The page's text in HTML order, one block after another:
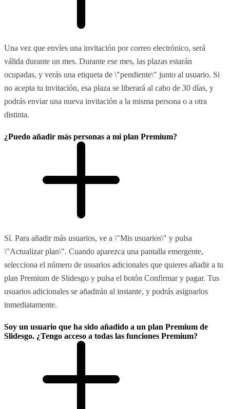
Una vez que envíes una invitación por correo electrónico, será
válida durante un mes. Durante ese mes, las plazas estarán
ocupadas, y verás una etiqueta de \"pendiente\" junto al usuario. Si
no acepta tu invitación, esa plaza se liberará al cabo de 30 días, y
podrás enviar una nueva invitación a la misma persona o a otra
distinta.
¿Puedo añadir más personas a mi plan Premium?
Sí. Para añadir más usuarios, ve a \"Mis usuarios\" y pulsa
\"Actualizar plan\". Cuando aparezca una pantalla emergente,
selecciona el número de usuarios adicionales que quieres añadir a tu
plan Premium de Slidesgo y pulsa el botón Confirmar y pagar. Tus
usuarios adicionales se añadirán al instante, y podrás asignarlos
inmediatamente.
Soy un usuario que ha sido añadido a un plan Premium de
Slidesgo. ¿Tengo acceso a todas las funciones Premium?